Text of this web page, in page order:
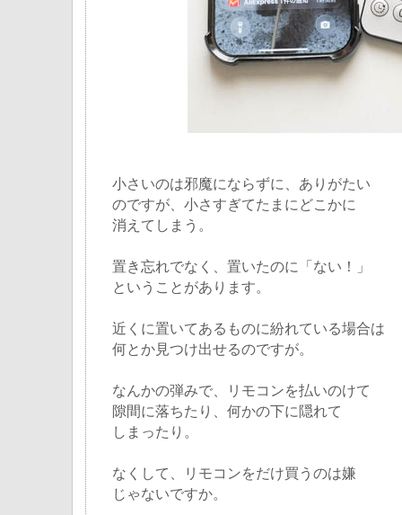
小さいのは邪魔にならずに、ありがたい
のですが、小さすぎてたまにどこかに
消えてしまう。
置き忘れでなく、置いたのに「ない！」
ということがあります。
近くに置いてあるものに紛れている場合は
何とか見つけ出せるのですが。
なんかの弾みで、リモコンを払いのけて
隙間に落ちたり、何かの下に隠れて
しまったり。
なくして、リモコンをだけ買うのは嫌
じゃないですか。